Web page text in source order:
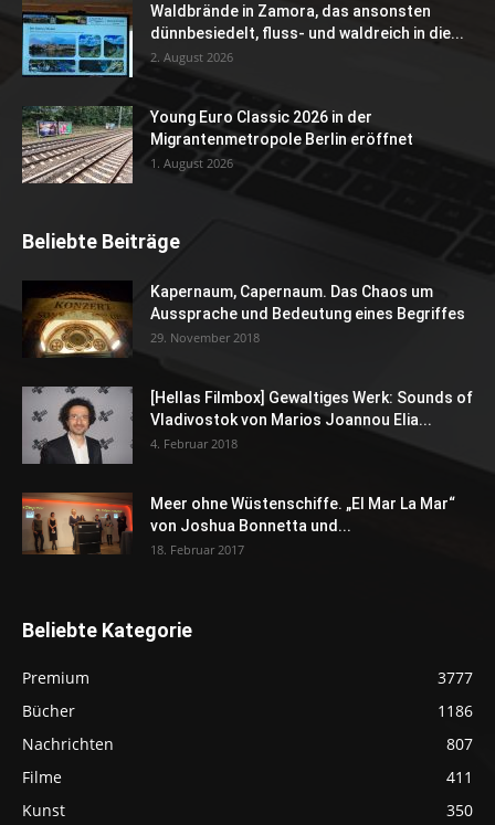
Waldbrände in Zamora, das ansonsten
dünnbesiedelt, fluss- und waldreich in die...
2. August 2026
Young Euro Classic 2026 in der
Migrantenmetropole Berlin eröffnet
1. August 2026
Beliebte Beiträge
Kapernaum, Capernaum. Das Chaos um
Aussprache und Bedeutung eines Begriffes
29. November 2018
[Hellas Filmbox] Gewaltiges Werk: Sounds of
Vladivostok von Marios Joannou Elia...
4. Februar 2018
Meer ohne Wüstenschiffe. „El Mar La Mar“
von Joshua Bonnetta und...
18. Februar 2017
Beliebte Kategorie
Premium
3777
Bücher
1186
Nachrichten
807
Filme
411
Kunst
350